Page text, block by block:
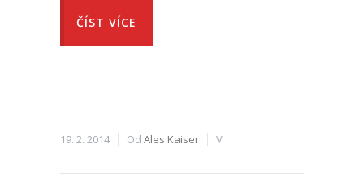
ČÍST VÍCE
19. 2. 2014 Od Ales Kaiser V